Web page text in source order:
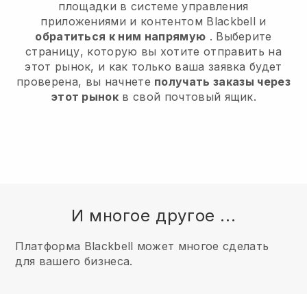
площадки в системе управления
приложениями и контентом Blackbell и
обратиться к ним напрямую . Выберите
страницу, которую вы хотите отправить на
этот рынок, и как только ваша заявка будет
проверена, вы начнете получать заказы через
этот рынок в свой почтовый ящик.
И многое другое ...
Платформа Blackbell может многое сделать
для вашего бизнеса.